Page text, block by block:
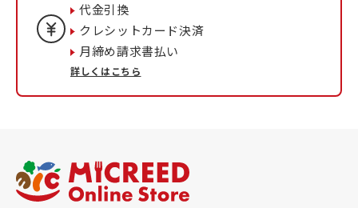
代金引換
クレシットカード決済
月締め請求書払い
詳しくはこちら